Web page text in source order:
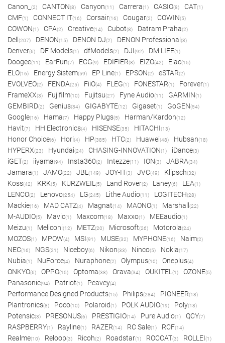
Canon_ (2) CANTON(8) Canyon(11) Carrera(1) CASIO(8) CAT(1)
CMF(1) CONNECT IT(16) Corsair(16) Cougar(2) COWIN(5)
COWON(1) CPA(2) Creative(14) Cubot(8) Datram Praha(2)
Dell (207) DENON(15) DENON DJ(2) DENON Professional (3)
Denver(6) DF Models(1) dfModels(2) DJI(92) DM.LIFE(1)
Doogee(11) EarFun(7) ECG(9) EDIFIER(8) EIZO(42) Elac(15)
ELO(16) Energy Sistem(59) EP Line(1) EPSON(2) eSTAR(2)
EVOLVEO(2) FENDA(25) FiiO(4) FLEG(1) FONESTAR(1) Forever(1)
FrameXX(3) Fujifilm(10) Fujitsu(27) Fyne Audio(11) GARMIN(1)
GEMBIRD(2) Genius(34) GIGABYTE(12) Gigaset(1) GoGEN(54)
Google(16) Hama(7) Happy Plugs(5) Harman/Kardon(12)
Havit(7) HH Electronics(4) HISENSE(35) HITACHI(13)
Honor Choice(6) Hori(4) HP(385) HTC(2) Huawei(48) Hubsan(18)
HYPERX(23) Hyundai(24) CHASING-INNOVATION(1) iDance(3)
iGET(2) iiyama(94) Insta360(2) Intezze(11) ION(3) JABRA(34)
Jamara(1) JAMO(22) JBL (149) JOY-IT(3) JVC(49) Klipsch(32)
Koss(42) KRK(5) KURZWEIL (5) Land Rover(2) Laney(6) LEA(1)
LENCO(2) Lenovo(254) LG(245) Lithe Audio(11) LOGITECH(28)
Mackie(16) MAD CATZ(4) Magnat(14) MAONO(1) Marshall (22)
M-AUDIO(5) Mavic(1) Maxcom(18) Maxxo(1) MEEaudio(1)
Meizu(1) Meliconi(12) METZ(20) Microsoft(26) Motorola(24)
MOZOS(1) MPOW(4) MSI(91) MUSE(32) MYPHONE(16) Naim(2)
NEC(16) NGS(21) Niceboy(6) Nikon(33) Ninco(5) Nokia(17)
Nubia(1) NuForce(4) Nuraphone(2) Olympus(10) Oneplus(4)
ONKYO(6) OPPO(15) Optoma(38) Orava(34) OUKITEL (1) OZONE(5)
Panasonic(94) Patriot(1) Peavey(4)
Performance Designed Products(15) Philips(284) PIONEER(18)
Plantronics(8) Poco(10) Polaroid(1) POLK AUDIO(19) Poly(18)
Potensic(3) PRESONUS(6) PRESTIGIO(14) Pure Audio(1) QCY(7)
RASPBERRY(1) Rayline(1) RAZER(14) RC Sale(1) RCF(14)
Realme(10) Reloop(3) Ricoh(2) Roadstar(1) ROCCAT(3) ROLLEI(1)